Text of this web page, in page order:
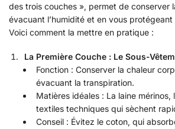
des trois couches », permet de conserver
évacuant l’humidité et en vous
Voici comment la mettre en pratique :
La Première Couche : Le Sous-
Fonction : Conserver la chaleur
évacuant la transpiration.
Matières idéales : La laine mérinos,
textiles techniques qui sèchent
Conseil : Évitez le coton, qui